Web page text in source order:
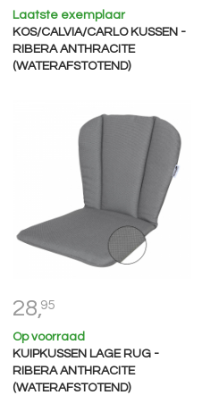
Laatste exemplaar
KOS/CALVIA/CARLO KUSSEN -
RIBERA ANTHRACITE
(WATERAFSTOTEND)
28,95
Op voorraad
KUIPKUSSEN LAGE RUG -
RIBERA ANTHRACITE
(WATERAFSTOTEND)